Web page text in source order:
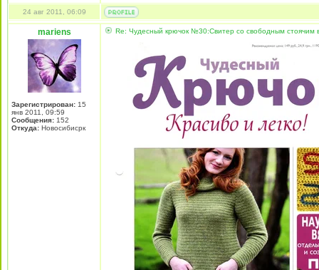
24 авг 2011, 06:09
mariens
Зарегистрирован: 15
янв 2011, 09:59
Сообщения: 152
Откуда: Новосибисрк
Re: Чудесный крючок №30:Свитер со свободным стоячим